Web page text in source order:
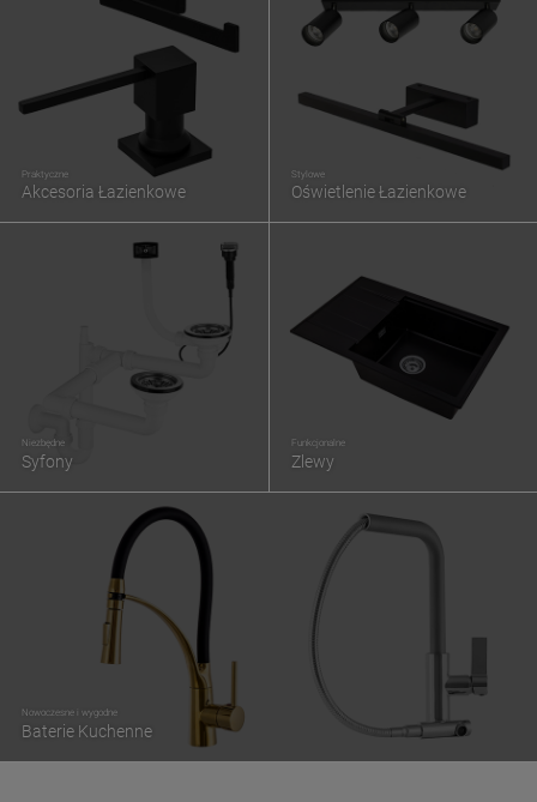
Praktyczne
Akcesoria Łazienkowe
Stylowe
Oświetlenie Łazienkowe
Nowoczesne i wygodne
Baterie Kuchenne
Niezbędne
Syfony
Funkcjonalne
Zlewy